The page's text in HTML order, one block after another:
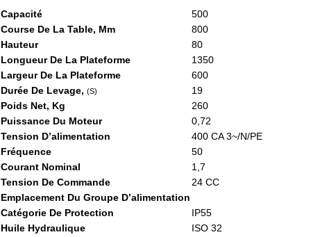
Capacité
500
Course De La Table, Mm
800
Hauteur
80
Longueur De La Plateforme
1350
Largeur De La Plateforme
600
Durée De Levage, (S)
19
Poids Net, Kg
260
Puissance Du Moteur
0,72
Tension D’alimentation
400 CA 3~/N/PE
Fréquence
50
Courant Nominal
1,7
Tension De Commande
24 CC
Emplacement Du Groupe D’alimentation
Catégorie De Protection
IP55
Huile Hydraulique
ISO 32